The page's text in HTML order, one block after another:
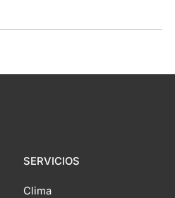
SERVICIOS
Clima